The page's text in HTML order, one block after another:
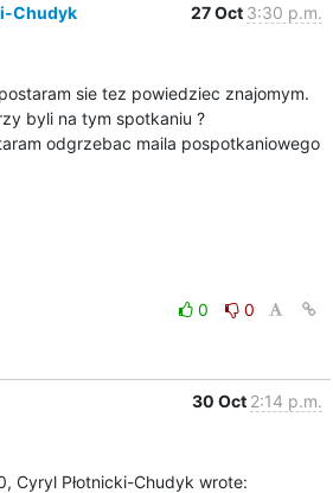
Chudyk 27 Oct 3:30 p.m.
sie tez powiedziec znajomym.
byli na tym spotkaniu ?
odgrzebac maila pospotkaniowego
0
0
30 Oct 2:14 p.m.
Cyryl Płotnicki-Chudyk wrote: